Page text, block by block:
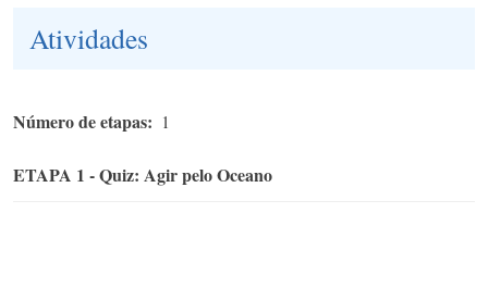
Atividades
Número de etapas 1
ETAPA 1 - Quiz: Agir pelo Oceano